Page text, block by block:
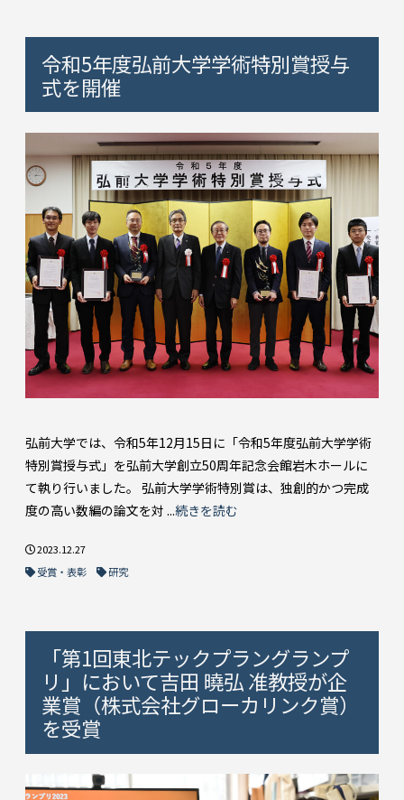
令和5年度弘前大学学術特別賞授与
式を開催
弘前大学では、令和5年12月15日に「令和5年度弘前大学学術
特別賞授与式」を弘前大学創立50周年記念会館岩木ホールに
て執り行いました。 弘前大学学術特別賞は、独創的かつ完成
度の高い数編の論文を対 ...続きを読む
2023.12.27
受賞・表彰
研究
「第1回東北テックプラングランプ
リ」において吉田 曉弘 准教授が企
業賞（株式会社グローカリンク賞）
を受賞